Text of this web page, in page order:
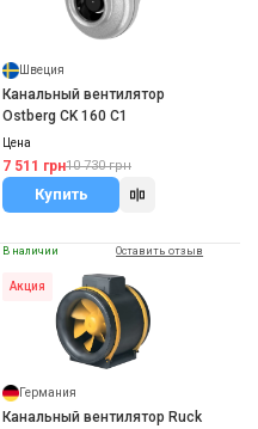
Швеция
Канальный вентилятор
Ostberg CK 160 C1
Цена
7 511 грн10 730 грн
Купить
В наличии Оставить отзыв
Акция
Германия
Канальный вентилятор Ruck